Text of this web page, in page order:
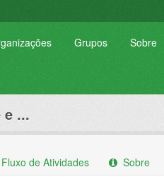
Grupos Sobre
...
Fluxo de Atividades Sobre